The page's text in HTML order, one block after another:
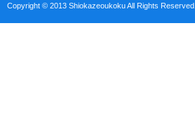
Copyright © 2013 Shiokazeoukoku All Rights Reserved.